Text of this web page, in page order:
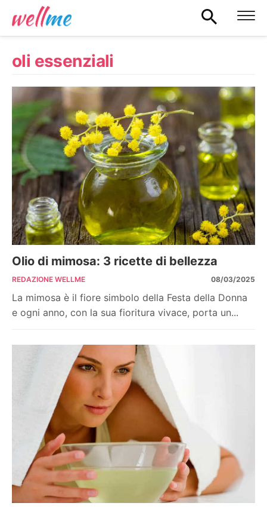
oli essenziali
Olio di mimosa: 3 ricette di bellezza
REDAZIONE WELLME 08/03/2025
La mimosa è il fiore simbolo della Festa della Donna
e ogni anno, con la sua fioritura vivace, porta un...